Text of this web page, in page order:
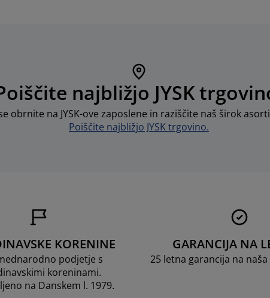
najbližjo JYSK
obrnite na JYSK-ove zaposlene in raziščite naš širok
Poiščite najbližjo JYSK trgovino.
KORENINE
podjetje s
koreninami.
na Danskem l. 1979.
GARANCIJA NA
25 letna garancija na naša